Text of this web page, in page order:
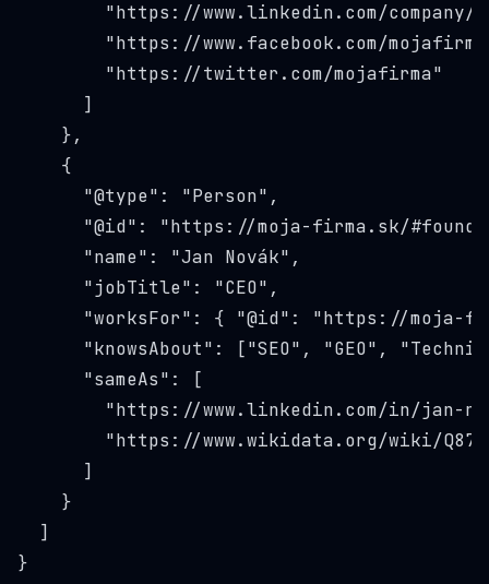
        "
https://www.linkedin.com/company/
        "
https://www.facebook.com/mojafirma
        "
https://twitter.com/mojafirma"
      ]
    },
    {
      "@type": "Person",
      "@id": "
https://moja-firma.sk/
      "name": "Jan Novák",
      "jobTitle": "CEO",
      "worksFor": { "@id": "
https://moja-
"knowsAbout": ["SEO", "GEO",
      "sameAs": [
        "
https://www.linkedin.com/in/jan-
        "
https://www.wikidata.org/wiki/
      ]
    }
  ]